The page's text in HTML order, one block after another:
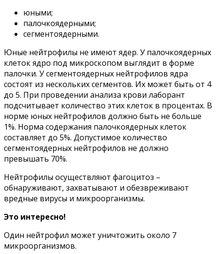
юными;
палочкоядерными;
сегментоядерными.
Юные нейтрофилы не имеют ядер. У палочкоядерных
клеток ядро под микроскопом выглядит в форме
палочки. У сегментоядерных нейтрофилов ядра
состоят из нескольких сегментов. Их может быть от 4
до 5. При проведении анализа крови лаборант
подсчитывает количество этих клеток в процентах. В
норме юных нейтрофилов должно быть не больше
1%. Норма содержания палочкоядерных клеток
составляет до 5%. Допустимое количество
сегментоядерных нейтрофилов не должно
превышать 70%.
Нейтрофилы осуществляют фагоцитоз –
обнаруживают, захватывают и обезвреживают
вредные вирусы и микроорганизмы.
Это интересно!
Один нейтрофил может уничтожить около 7
микроорганизмов.